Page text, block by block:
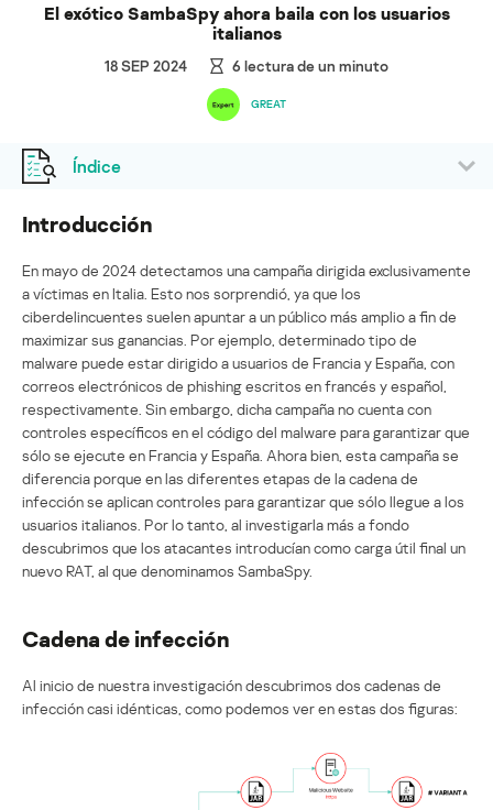
El exótico SambaSpy ahora baila con los usuarios
italianos
18 SEP 2024 6 lectura de un minuto
GREAT
Índice
Introducción
En mayo de 2024 detectamos una campaña dirigida exclusivamente
a víctimas en Italia. Esto nos sorprendió, ya que los
ciberdelincuentes suelen apuntar a un público más amplio a fin de
maximizar sus ganancias. Por ejemplo, determinado tipo de
malware puede estar dirigido a usuarios de Francia y España, con
correos electrónicos de phishing escritos en francés y español,
respectivamente. Sin embargo, dicha campaña no cuenta con
controles específicos en el código del malware para garantizar que
sólo se ejecute en Francia y España. Ahora bien, esta campaña se
diferencia porque en las diferentes etapas de la cadena de
infección se aplican controles para garantizar que sólo llegue a los
usuarios italianos. Por lo tanto, al investigarla más a fondo
descubrimos que los atacantes introducían como carga útil final un
nuevo RAT, al que denominamos SambaSpy.
Cadena de infección
Al inicio de nuestra investigación descubrimos dos cadenas de
infección casi idénticas, como podemos ver en estas dos figuras: